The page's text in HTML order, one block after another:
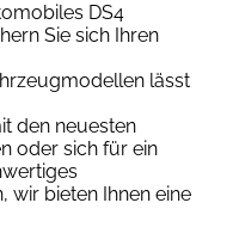
DS4
Sie sich Ihren
lässt
den neuesten
oder sich für ein
wir bieten Ihnen eine